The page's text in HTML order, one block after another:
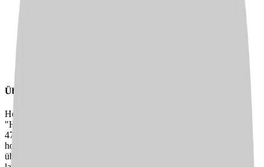
Über uns
Herzlich willkommen beim inter pares - Alten- und Pflegeheim
"Haus Annelie"! Auf vier Wohnbereichen finden in unserem Haus
47 pflegebedürftige Personen ein neues Zuhause mit qualitativ
hochwertiger Pflege. Die liebevolle Pflege und Betreuung
übernimmt dabei unser 27-köpfiges Pflegeteam, welches aus